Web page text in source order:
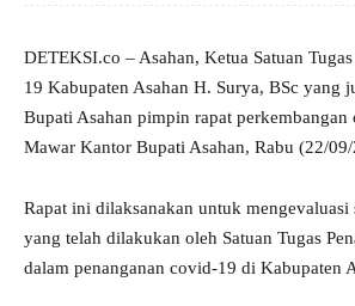
DETEKSI.co – Asahan, Ketua Satuan
19 Kabupaten Asahan H. Surya, BSc yang
Bupati Asahan pimpin rapat
Mawar Kantor Bupati Asahan, Rabu (22/
Rapat ini dilaksanakan untuk mengevaluasi
yang telah dilakukan oleh Satuan Tugas
dalam penanganan covid-19 di Kabupaten